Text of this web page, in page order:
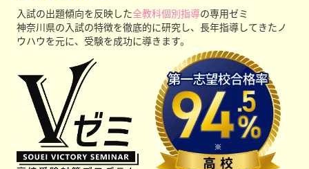
入試の出題傾向を反映した全教科個別指導の専用ゼミ
神奈川県の入試の特徴を徹底的に研究し、長年指導してきたノ
ウハウを元に、受験を成功に導きます。